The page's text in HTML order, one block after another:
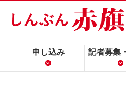
申し込み 記者募集